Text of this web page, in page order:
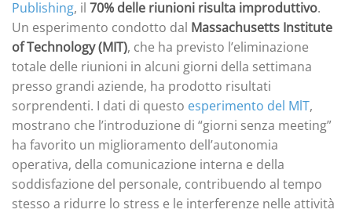
Publishing, il 70% delle riunioni risulta improduttivo.
Un esperimento condotto dal Massachusetts Institute
of Technology (MIT), che ha previsto l’eliminazione
totale delle riunioni in alcuni giorni della settimana
presso grandi aziende, ha prodotto risultati
sorprendenti. I dati di questo esperimento del MlT,
mostrano che l’introduzione di “giorni senza meeting”
ha favorito un miglioramento dell’autonomia
operativa, della comunicazione interna e della
soddisfazione del personale, contribuendo al tempo
stesso a ridurre lo stress e le interferenze nelle attività